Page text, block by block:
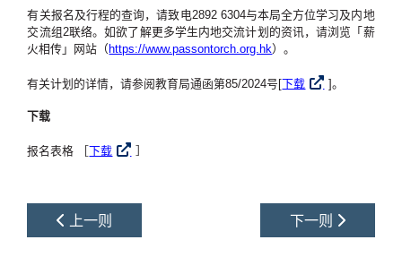
有关报名及行程的查询，请致电2892 6304与本局全方位学习及内地
交流组2联络。如欲了解更多学生内地交流计划的资讯，请浏览「薪
火相传」网站（ https://www.passontorch.org.hk）。
有关计划的详情，请参阅教育局通函第85/2024号[下载 ]。
下载
报名表格 ［下载
上一则 下一则